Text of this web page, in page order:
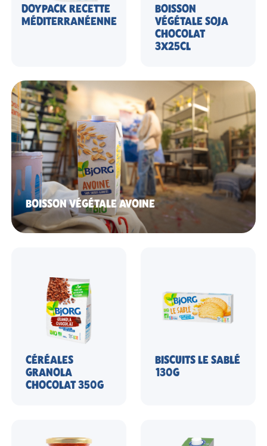
DOYPACK RECETTE
MÉDITERRANÉENNE
BOISSON
VÉGÉTALE SOJA
CHOCOLAT
3X25CL
BOISSON VÉGÉTALE AVOINE
CÉRÉALES
GRANOLA
CHOCOLAT 350G
BISCUITS LE SABLÉ
130G